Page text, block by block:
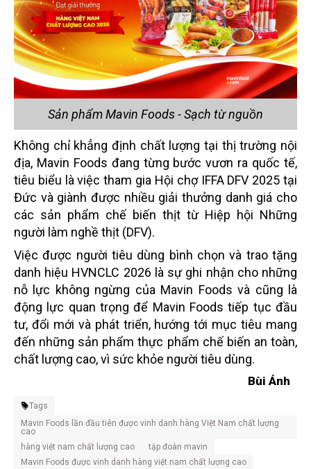
Sản phẩm Mavin Foods - Sạch từ nguồn
Không chỉ khẳng định chất lượng tại thị trường nội
địa, Mavin Foods đang từng bước vươn ra quốc tế,
tiêu biểu là việc tham gia Hội chợ IFFA DFV 2025 tại
Đức và giành được nhiều giải thưởng danh giá cho
các sản phẩm chế biến thịt từ Hiệp hội Những
người làm nghề thịt (DFV).
Việc được người tiêu dùng bình chọn và trao tặng
danh hiệu HVNCLC 2026 là sự ghi nhận cho những
nỗ lực không ngừng của Mavin Foods và cũng là
động lực quan trọng để Mavin Foods tiếp tục đầu
tư, đổi mới và phát triển, hướng tới mục tiêu mang
đến những sản phẩm thực phẩm chế biến an toàn,
chất lượng cao, vì sức khỏe người tiêu dùng.
Bùi Ánh
Tags
Mavin Foods lần đầu tiên được vinh danh hàng Việt Nam chất lượng
cao
hàng việt nam chất lượng cao
tập đoàn mavin
Mavin Foods được vinh danh hàng việt nam chất lượng cao